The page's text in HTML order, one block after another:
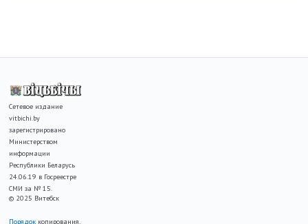
Сетевое издание
vitbichi.by
зарегистрировано
Министерством
информации
Республики Беларусь
24.06.19 в Госреестре
СМИ за № 15.
© 2025 Витебск
Порядок копирования,